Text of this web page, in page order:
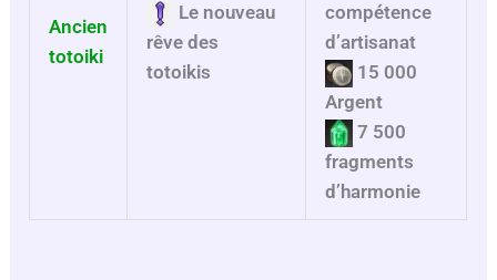
Ancien
totoiki
Le nouveau
rêve des
totoikis
compétence
d’artisanat
15 000
Argent
7 500
fragments
d’harmonie